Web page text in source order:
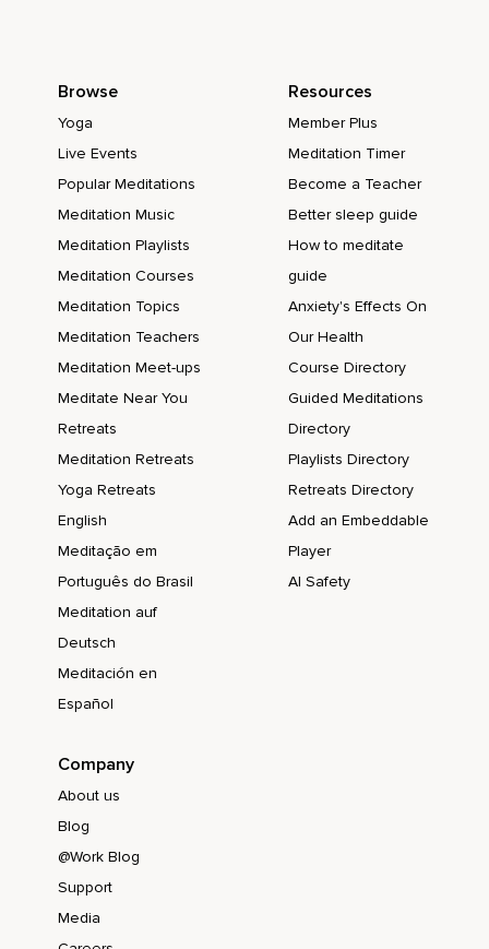
Browse
Yoga
Live Events
Popular Meditations
Meditation Music
Meditation Playlists
Meditation Courses
Meditation Topics
Meditation Teachers
Meditation Meet-ups
Meditate Near You
Retreats
Meditation Retreats
Yoga Retreats
English
Meditação em
Português do Brasil
Meditation auf
Deutsch
Meditación en
Español
Resources
Member Plus
Meditation Timer
Become a Teacher
Better sleep guide
How to meditate
guide
Anxiety's Effects On
Our Health
Course Directory
Guided Meditations
Directory
Playlists Directory
Retreats Directory
Add an Embeddable
Player
AI Safety
Company
About us
Blog
@Work Blog
Support
Media